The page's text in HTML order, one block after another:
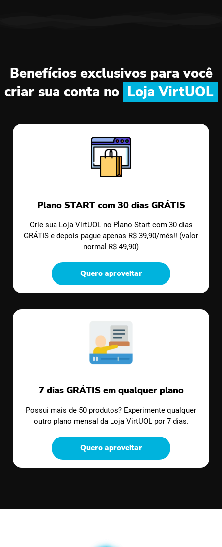
Benefícios exclusivos para você
criar sua conta no Loja VirtUOL
Plano START com 30 dias GRÁTIS
Crie sua Loja VirtUOL no Plano Start com 30 dias
GRÁTIS e depois pague apenas R$ 39,90/mês!! (valor
normal R$ 49,90)
Quero aproveitar
7 dias GRÁTIS em qualquer plano
Possui mais de 50 produtos? Experimente qualquer
outro plano mensal da Loja VirtUOL por 7 dias.
Quero aproveitar